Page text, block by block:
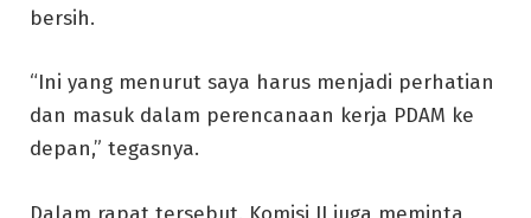
bersih.
“Ini yang menurut saya harus menjadi perhatian
dan masuk dalam perencanaan kerja PDAM ke
depan,” tegasnya.